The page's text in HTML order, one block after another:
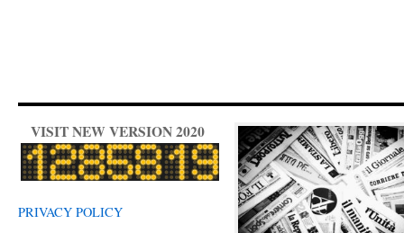
VISIT NEW VERSION 2020
PRIVACY POLICY